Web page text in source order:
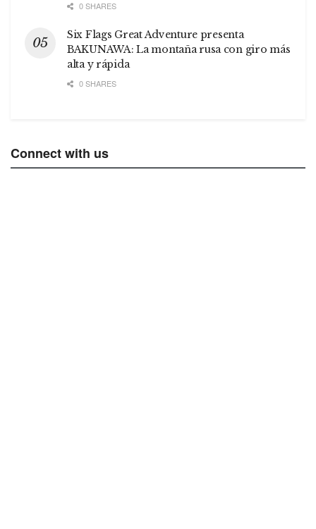
0 SHARES
Six Flags Great Adventure presenta
BAKUNAWA: La montaña rusa con giro más
alta y rápida
0 SHARES
Connect with us